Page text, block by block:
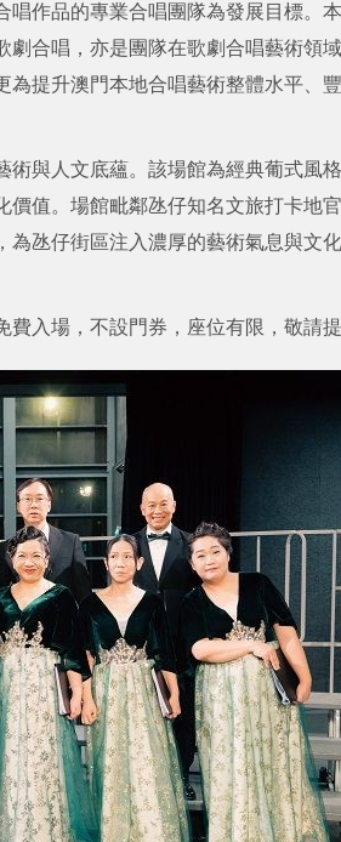
作品的專業合唱團隊為發展目標。
合唱，亦是團隊在歌劇合唱藝術領
提升澳門本地合唱藝術整體水平、
與人文底蘊。該場館為經典葡式風
值。場館毗鄰氹仔知名文旅打卡地
氹仔街區注入濃厚的藝術氣息與文
入場，不設門券，座位有限，敬請提